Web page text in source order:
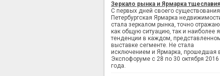
Зеркало рынка и Ярмарка тщеславия
С первых дней своего существования
Петербургская Ярмарка
стала зеркалом рынка, точно
как общую ситуацию, так и наиболее
тенденции в каждом,
выставке сегменте. Не стала
исключением и Ярмарка, прошедшая
Экспофоруме с 28 по 30 октября 2016
года.